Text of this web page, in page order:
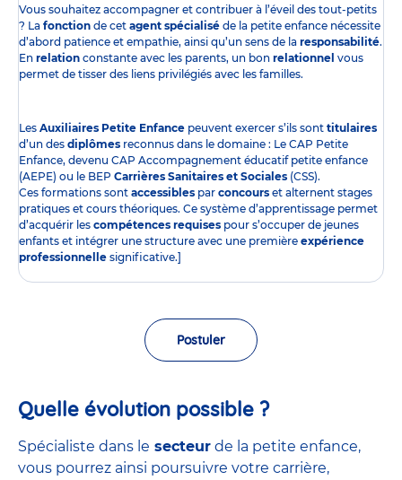
Vous souhaitez accompagner et contribuer à l’éveil des tout-petits
? La fonction de cet agent spécialisé de la petite enfance nécessite
d’abord patience et empathie, ainsi qu’un sens de la responsabilité.
En relation constante avec les parents, un bon relationnel vous
permet de tisser des liens privilégiés avec les familles.
Les Auxiliaires Petite Enfance peuvent exercer s’ils sont titulaires
d’un des diplômes reconnus dans le domaine : Le CAP Petite
Enfance, devenu CAP Accompagnement éducatif petite enfance
(AEPE) ou le BEP Carrières Sanitaires et Sociales (CSS).
Ces formations sont accessibles par concours et alternent stages
pratiques et cours théoriques. Ce système d’apprentissage permet
d’acquérir les compétences requises pour s’occuper de jeunes
enfants et intégrer une structure avec une première expérience
professionnelle significative.]
Postuler
Quelle évolution possible ?
Spécialiste dans le secteur de la petite enfance,
vous pourrez ainsi poursuivre votre carrière,